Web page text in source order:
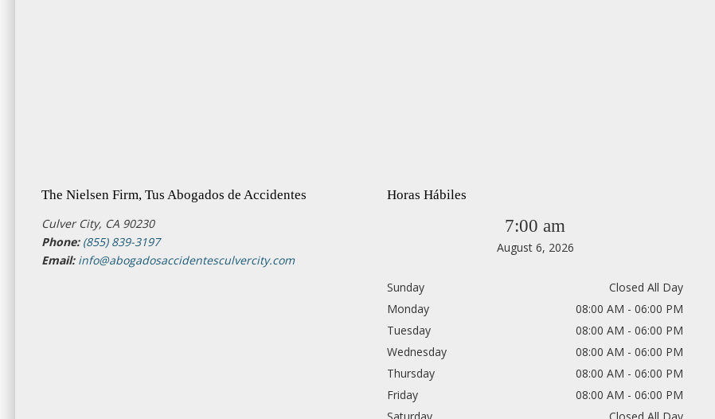
The Nielsen Firm, Tus Abogados de Accidentes
Culver City, CA 90230
Phone: (855) 839-3197
Email: info@abogadosaccidentesculvercity.com
Horas Hábiles
7:00 am
August 6, 2026
Sunday
Closed All Day
Monday
08:00 AM - 06:00 PM
Tuesday
08:00 AM - 06:00 PM
Wednesday
08:00 AM - 06:00 PM
Thursday
08:00 AM - 06:00 PM
Friday
08:00 AM - 06:00 PM